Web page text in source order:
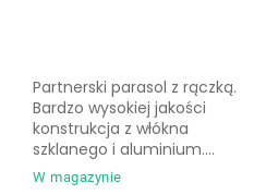
W magazynie
Partnerski parasol z rączką.
Bardzo wysokiej jakości
konstrukcja z włókna
szklanego i aluminium....